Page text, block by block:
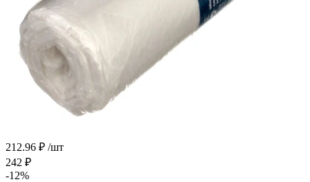
212.96 ₽ /шт
242 ₽
-12%